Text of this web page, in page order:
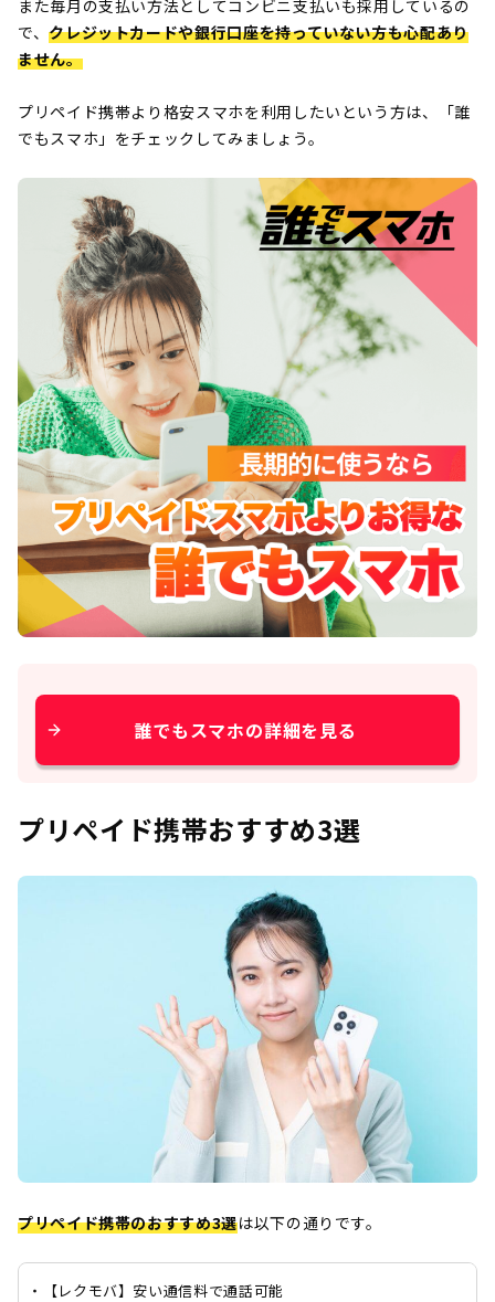
また毎月の支払い方法としてコンビニ支払いも採用しているの
で、クレジットカードや銀行口座を持っていない方も心配あり
ません。
プリペイド携帯より格安スマホを利用したいという方は、「誰
でもスマホ」をチェックしてみましょう。
誰でもスマホの詳細を見る
プリペイド携帯おすすめ3選
プリペイド携帯のおすすめ3選は以下の通りです。
・【レクモバ】安い通信料で通話可能